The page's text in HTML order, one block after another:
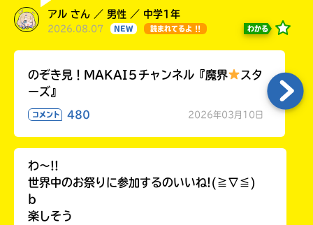
アル さん ／ 男性 ／ 中学1年
2026.08.07 NEW 読まれてるよ !! わかる
のぞき見！MAKAI５チャンネル『魔界
スタ
ーズ』
コメント 480 2026年03月10日
わ〜!!
世界中のお祭りに参加するのいいね!(≧∇≦)
b
楽しそう